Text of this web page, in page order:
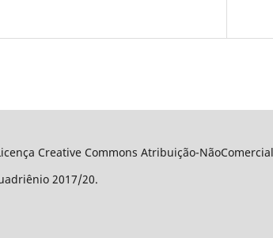
Creative Commons Atribuição-
2017/20.